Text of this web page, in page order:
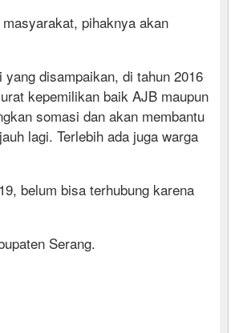
pihaknya akan
disampaikan, di tahun 2016
kepemilikan baik AJB maupun
somasi dan akan membantu
lagi. Terlebih ada juga warga
belum bisa terhubung karena
Serang.